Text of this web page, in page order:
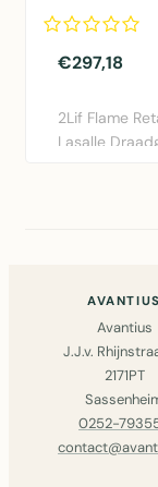
€297,18
2Lif Flame
Lasalle
AVANTIUS
Avantius
J.J.v.
2171PT
0252-